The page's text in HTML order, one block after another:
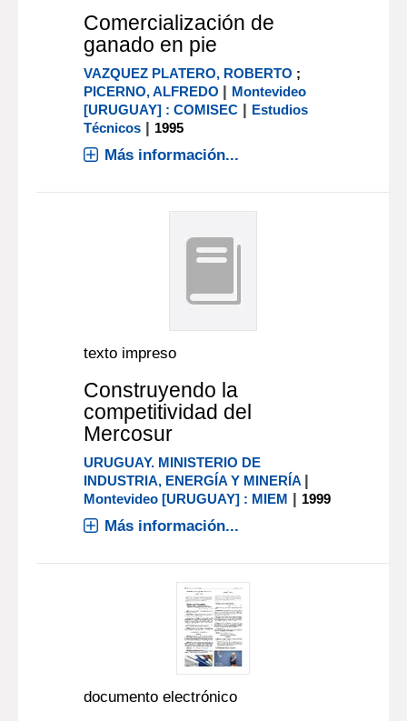
Comercialización de
ganado en pie
VAZQUEZ PLATERO, ROBERTO ;
PICERNO, ALFREDO | Montevideo
[URUGUAY] : COMISEC | Estudios
Técnicos | 1995
Más información...
texto impreso
Construyendo la
competitividad del
Mercosur
URUGUAY. MINISTERIO DE
INDUSTRIA, ENERGÍA Y MINERÍA |
Montevideo [URUGUAY] : MIEM | 1999
Más información...
documento electrónico